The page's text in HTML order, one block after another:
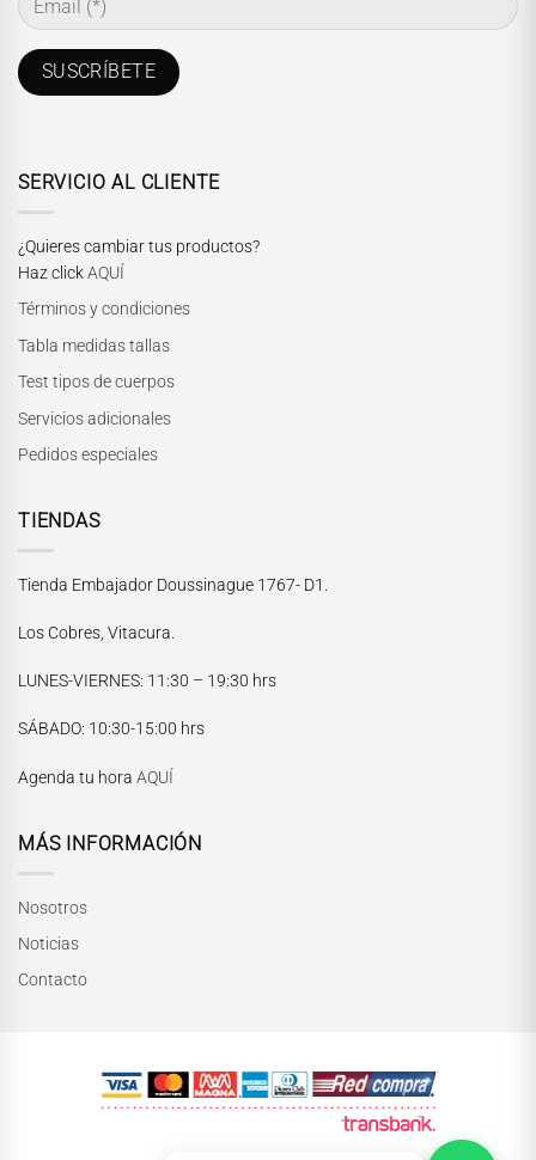
SERVICIO AL CLIENTE
¿Quieres cambiar tus productos?
Haz clickAQUÍ
Términos y condiciones
Tabla medidas tallas
Test tipos de cuerpos
Servicios adicionales
Pedidos especiales
TIENDAS
Tienda Embajador Doussinague 1767- D1.
Los Cobres, Vitacura.
LUNES-VIERNES: 11:30 – 19:30 hrs
SÁBADO: 10:30-15:00 hrs
Agenda tu hora AQUÍ
MÁS INFORMACIÓN
Nosotros
Noticias
Contacto
María Paskaró